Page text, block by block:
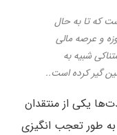
که تا به حال
و عرصه مالی
شبیه به
گیر کرده است..
یکی از منتقدان
برجسته بیت کوین بود، در ۲۴ نوامبر ۲۰۲۰ به طور تعجب انگیزی